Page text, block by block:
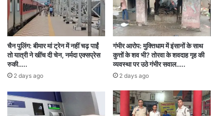
खिलाफ प्रदर्शन किया गया इस दौरान सब यात्रा भी निकल
गई और पुतला दहन भी किया गया। पुलिस और बजरंग दल
के सदस्यों के बीच पुतला दहन को लेकर कशमकश चला रहा
परंतु बजरंग दल के सदस्य पुतला दहन करने में सफल रहे इस
दौरान जमकर नारेबाजी भी की गई बजरंग दल के सदस्यों ने
बताया कि जब तक वह बजरंग दल के सदस्यों से माफी नहीं
मांगते उनके खिलाफ प्रदर्शन चलता रहेगा।
चैन पुलिंग: बीमार मां ट्रेन में नहीं चढ़ पाईं
तो यात्री ने खींच दी चेन, नर्मदा एक्सप्रेस
रुकी…..
2 days ago
गंभीर आरोप: मुक्तिधाम में इंसानों के साथ
कुत्तों के शव भी? तोरवा के शवदाह गृह की
व्यवस्था पर उठे गंभीर सवाल…..
2 days ago